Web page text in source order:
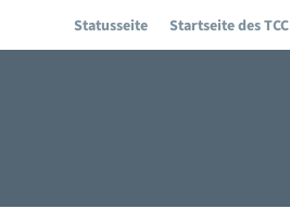
Statusseite Startseite des TCC